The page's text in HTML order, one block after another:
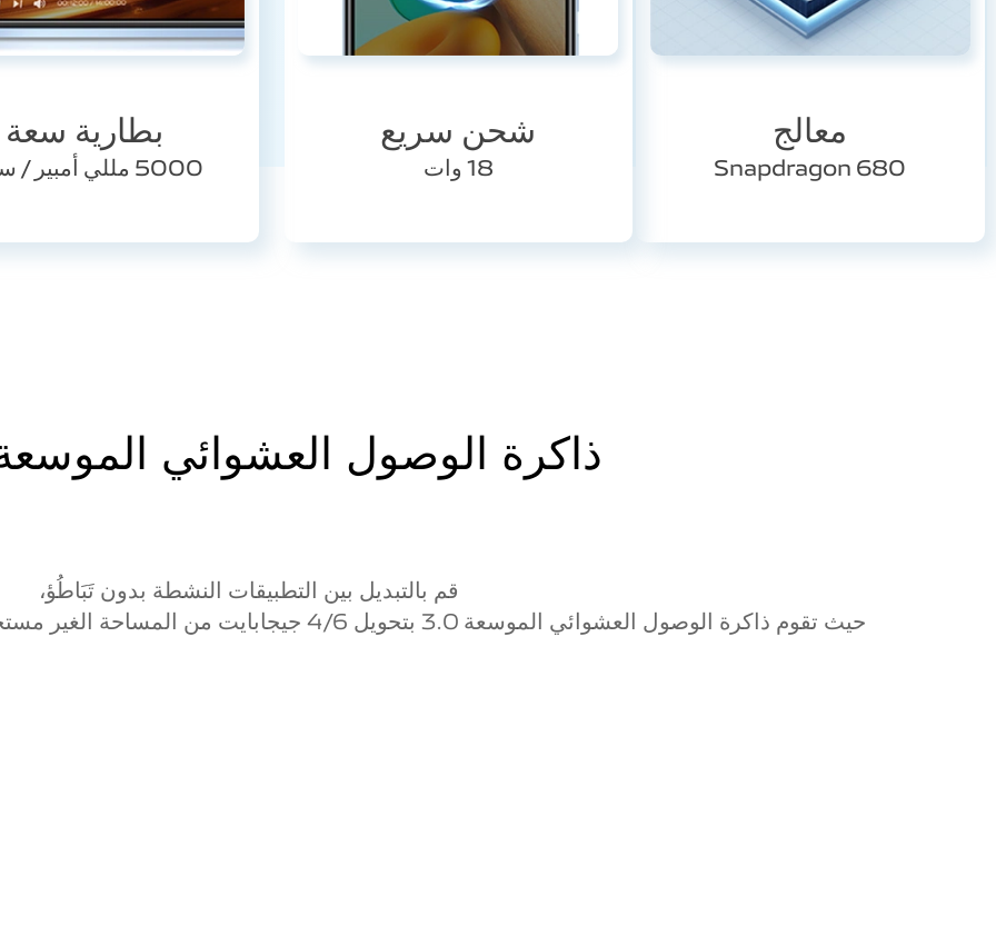
معالج
Snapdragon 680
شحن سريع
18 وات
بطارية سعة
5000 مللي أمبير / ساعة
ذاكرة الوصول العشوائي الموسعة
قم بالتبديل بين التطبيقات النشطة بدون تَبَاطُؤ،
حيث تقوم ذاكرة الوصول العشوائي الموسعة 3.0 بتحويل 4/6 جيجابايت من المساحة الغير مستخدمة إلى ذاكرة وصول عشوائي إضافية